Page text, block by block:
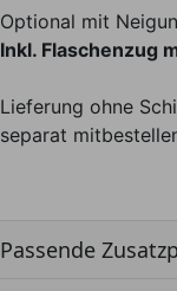
Optional mit
Inkl. Flaschenzug
Lieferung ohne
separat
Passende